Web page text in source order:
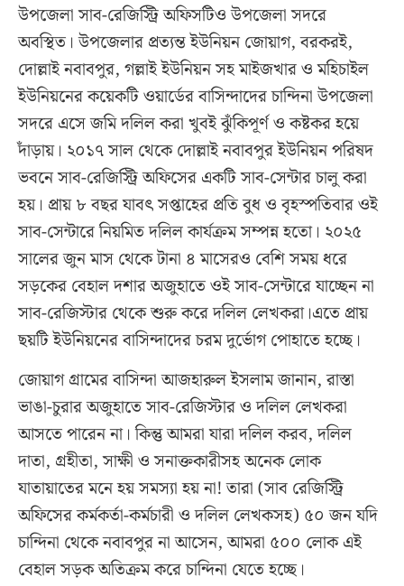
উপজেলা সাব-রেজিস্ট্রি অফিসটিও উপজেলা সদরে
অবস্থিত। উপজেলার প্রত্যন্ত ইউনিয়ন জোয়াগ, বরকরই,
দোল্লাই নবাবপুর, গল্লাই ইউনিয়ন সহ মাইজখার ও মহিচাইল
ইউনিয়নের কয়েকটি ওয়ার্ডের বাসিন্দাদের চান্দিনা উপজেলা
সদরে এসে জমি দলিল করা খুবই ঝুঁকিপূর্ণ ও কষ্টকর হয়ে
দাঁড়ায়। ২০১৭ সাল থেকে দোল্লাই নবাবপুর ইউনিয়ন পরিষদ
ভবনে সাব-রেজিস্ট্রি অফিসের একটি সাব-সেন্টার চালু করা
হয়। প্রায় ৮ বছর যাবৎ সপ্তাহের প্রতি বুধ ও বৃহস্পতিবার ওই
সাব-সেন্টারে নিয়মিত দলিল কার্যক্রম সম্পন্ন হতো। ২০২৫
সালের জুন মাস থেকে টানা ৪ মাসেরও বেশি সময় ধরে
সড়কের বেহাল দশার অজুহাতে ওই সাব-সেন্টারে যাচ্ছেন না
সাব-রেজিস্টার থেকে শুরু করে দলিল লেখকরা।এতে প্রায়
ছয়টি ইউনিয়নের বাসিন্দাদের চরম দুর্ভোগ পোহাতে হচ্ছে।
জোয়াগ গ্রামের বাসিন্দা আজহারুল ইসলাম জানান, রাস্তা
ভাঙা-চুরার অজুহাতে সাব-রেজিস্টার ও দলিল লেখকরা
আসতে পারেন না। কিন্তু আমরা যারা দলিল করব, দলিল
দাতা, গ্রহীতা, সাক্ষী ও সনাক্তকারীসহ অনেক লোক
যাতায়াতের মনে হয় সমস্যা হয় না! তারা (সাব রেজিস্ট্রি
অফিসের কর্মকর্তা-কর্মচারী ও দলিল লেখকসহ) ৫০ জন যদি
চান্দিনা থেকে নবাবপুর না আসেন, আমরা ৫০০ লোক এই
বেহাল সড়ক অতিক্রম করে চান্দিনা যেতে হচ্ছে।